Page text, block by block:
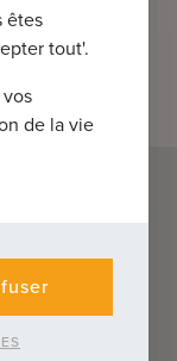
êtes
tout'.
de la vie